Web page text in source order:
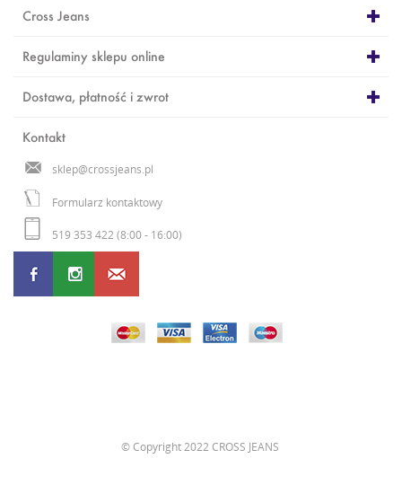
Cross Jeans
Regulaminy sklepu online
Dostawa, płatność i zwrot
Kontakt
sklep@crossjeans.pl
Formularz kontaktowy
519 353 422 (8:00 - 16:00)
©Copyright 2022 CROSS JEANS